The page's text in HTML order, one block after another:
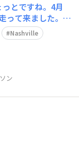
とですね。4月
って来ました。ホ
ましょう！Short
Nashville
ン